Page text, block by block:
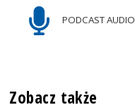
PODCAST AUDIO
Zobacz także